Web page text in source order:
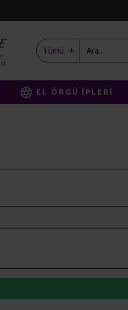
Tümü
EL ÖRGÜ İPLERI